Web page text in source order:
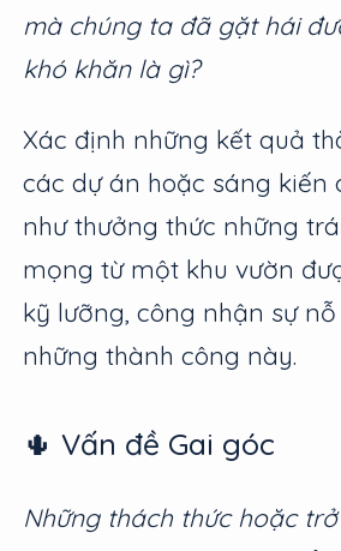
mà chúng ta đã gặt hái
khó khăn là gì?
Xác định những kết quả
các dự án hoặc sáng kiến
như thưởng thức những
mọng từ một khu vườn
kỹ lưỡng, công nhận sự
những thành công này.
🌵 Vấn đề Gai góc
Những thách thức hoặc